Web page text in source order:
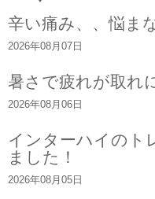
辛い痛み、、悩ま
2026年08月07日
暑さで疲れが取れ
2026年08月06日
インターハイのト
ました！
2026年08月05日